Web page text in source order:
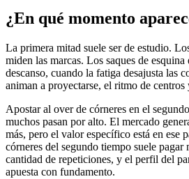
¿En qué momento
La primera mitad suele ser de estudio.
miden las marcas. Los saques de esquina
descanso, cuando la fatiga desajusta las
animan a proyectarse, el ritmo de centros
Apostar al over de córneres en el
muchos pasan por alto. El mercado
más, pero el valor específico está en ese
córneres del segundo tiempo suele
cantidad de repeticiones, y el perfil del
apuesta con fundamento.